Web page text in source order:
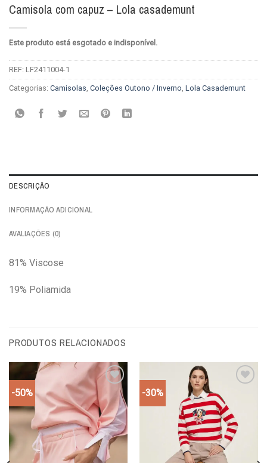
Camisola com capuz – Lola casademunt
Este produto está esgotado e indisponível.
REF: LF2411004-1
Categorias: Camisolas Coleções Outono / Inverno Lola Casademunt
DESCRIÇÃO
INFORMAÇÃO ADICIONAL
AVALIAÇÕES (0)
81% Viscose
19% Poliamida
PRODUTOS RELACIONADOS
-50%
Add to
wishlist
-30%